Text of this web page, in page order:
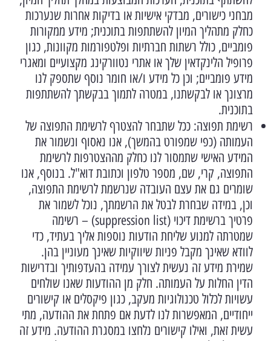
מבחני כישורים, מבדקי אישיות או בדיקות אחרות שנערכות
כחלק מתהליך המיון להשתתפות בתוכנית; מידע ממקורות
פומביים, כולל רשתות חברתיות ופלטפורמות מקוונות, כגון
פרופיל הלינקדאין שלך או אתרי נטוורקינג מקצועיים ומאגרי
מידע פומביים; וכן כל מידע ו/או חומר נוסף שתספק לנו
מרצונך או לבקשתנו, במטרה לתמוך בבקשתך להשתתפות
בתוכנית.
רשימת תפוצה: ככל שתבחר להצטרף לרשימת התפוצה של
העמותה (כפי שמפורט בהמשך), אנו נאסוף ונשמור את
המידע האישי שתמסור לנו כחלק מההצטרפות לרשימת
התפוצה, קרי, שם, מספר טלפון וכתובת דוא"ל. בנוסף, אנו
שומרים גם את עצם העובדה שנרשמת לרשימת התפוצה,
וכן, במידה שבחרת לבטל את הרשמתך, נוכל לשמור את
פרטיך ברשימת דיכוי (suppression list) – רשימה
שמטרתה למנוע שליחת הודעות נוספות אליך בעתיד, כדי
לוודא שאינך מקבל פניות שיווקיות שאינך מעוניין בהן.
שמירת מידע זה נעשית לצורך עמידה בהעדפותיך ובדרישות
הדין החלות על העמותה. חלק מן ההודעות שאנו שולחים
עשויות לכלול טכנולוגיות מעקב, כגון פיקסלים או קישורים
ייחודיים, המאפשרות לנו לדעת אם פתחת את ההודעה, מתי
עשית זאת, ואילו קישורים נלחצו במסגרת ההודעה. מידע זה